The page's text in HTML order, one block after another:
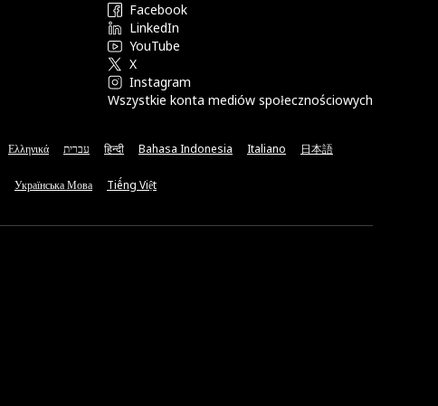
Facebook
LinkedIn
YouTube
X
Instagram
Wszystkie konta mediów społecznościowych
Ελληνικά עברית हिन्दी Bahasa Indonesia Italiano 日本語
Українська Мова Tiếng Việt